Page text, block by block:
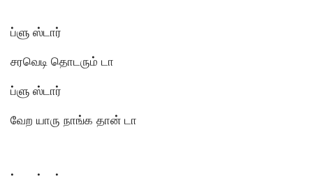
ப்ளு ஸ்டார்
சரவெடி தொடரும் டா
ப்ளு ஸ்டார்
வேற யாரு நாங்க தான் டா